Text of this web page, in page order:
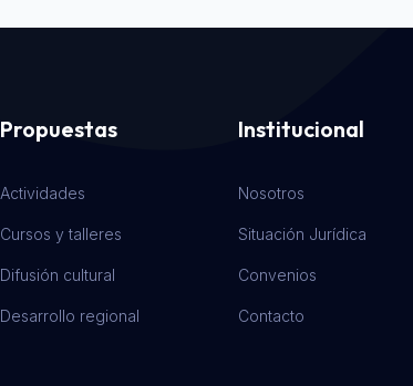
Propuestas
Actividades
Cursos y talleres
Difusión cultural
Desarrollo regional
Institucional
Nosotros
Situación Jurídica
Convenios
Contacto